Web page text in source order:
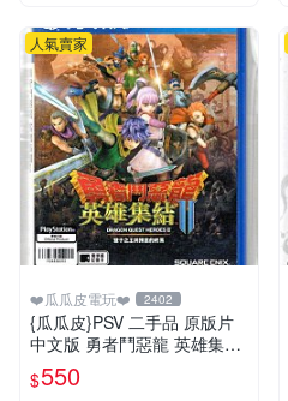
人氣賣家
❤️瓜瓜皮電玩❤️ 2402
{瓜瓜皮}PSV 二手品 原版片
中文版 勇者鬥惡龍 英雄集結
2 雙子之王與預言的終焉(遊
戲都有回收)
$550